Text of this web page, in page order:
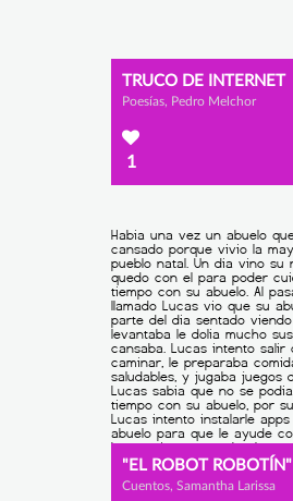
TRUCO DE INTERNET
Poesías, Pedro Melchor
1
"EL ROBOT ROBOTÍN"
Cuentos, Samantha Larissa